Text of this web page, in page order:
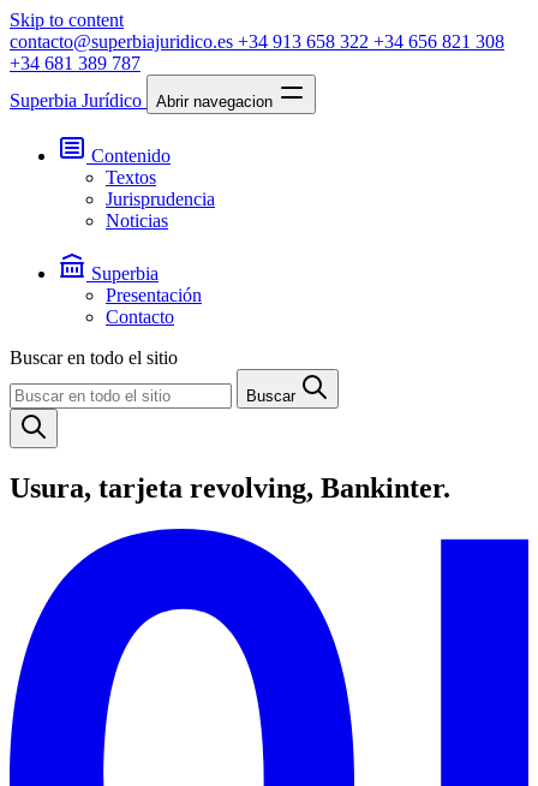
Skip to content
contacto@superbiajuridico.es +34 913 658 322 +34 656 821 308
+34 681 389 787
Superbia Jurídico
Abrir navegacion
Contenido
Textos
Jurisprudencia
Noticias
Superbia
Presentación
Contacto
Buscar en todo el sitio
Buscar
Usura, tarjeta revolving, Bankinter.